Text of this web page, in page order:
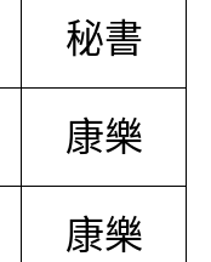
秘書
康樂
康樂